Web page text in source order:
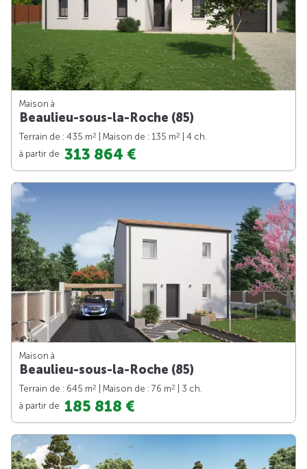
Maison à
Beaulieu-sous-la-Roche (85)
Terrain de : 435 m2 | Maison de : 135 m2
| 4 ch.
à partir de 313 864 €
Maison à
Beaulieu-sous-la-Roche (85)
Terrain de : 645 m2 | Maison de : 76 m2
| 3 ch.
à partir de 185 818 €